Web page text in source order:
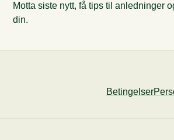
Motta siste nytt, få tips til anledninger
din.
Betingelser